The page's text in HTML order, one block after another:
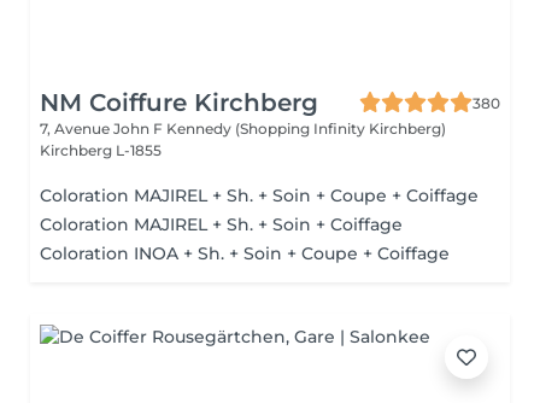
NM Coiffure Kirchberg
380
7, Avenue John F Kennedy (Shopping Infinity Kirchberg)
Kirchberg L-1855
Coloration MAJIREL + Sh. + Soin + Coupe + Coiffage
Coloration MAJIREL + Sh. + Soin + Coiffage
Coloration INOA + Sh. + Soin + Coupe + Coiffage